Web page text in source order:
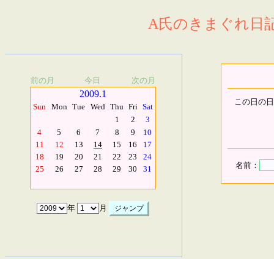
A氏のきまぐれ日
前の月 今日 次の月
2009.1
Sun Mon Tue Wed Thu Fri Sat
1
2
3
4
5 6 7 8 9
10
11
12 13 14 15 16
17
18
19 20 21 22 23
24
25
26 27 28 29 30 31
年 月
この日の
名前：